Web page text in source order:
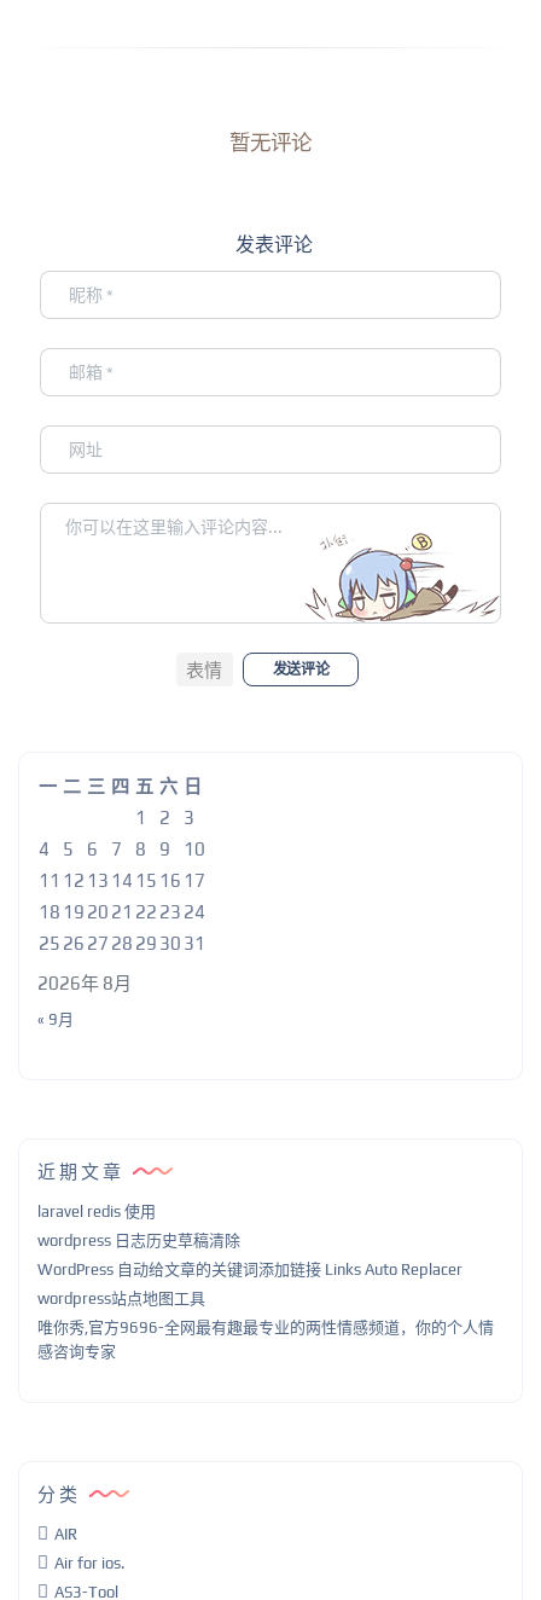
暂无评论
发表评论
表情 发送评论
2026年 8月
一 二 三 四 五 六 日
1
2
3
4
5 6 7 8 9
10
11 12 13 14 15 16 17
18 19 20 21 22 23 24
25 26 27 28 29 30 31
« 9月
近期文章
laravel redis 使用
wordpress 日志历史草稿清除
WordPress 自动给文章的关键词添加链接 Links Auto Replacer
wordpress站点地图工具
唯你秀,官方9696-全网最有趣最专业的两性情感频道，你的个人情
感咨询专家
分类
AIR
Air for ios.
AS3-Tool